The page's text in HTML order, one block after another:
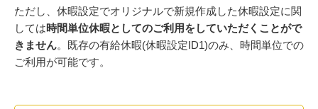
ただし、休暇設定でオリジナルで新規作成した休暇設定に関
しては時間単位休暇としてのご利用をしていただくことがで
きません。既存の有給休暇(休暇設定ID1)のみ、時間単位での
ご利用が可能です。